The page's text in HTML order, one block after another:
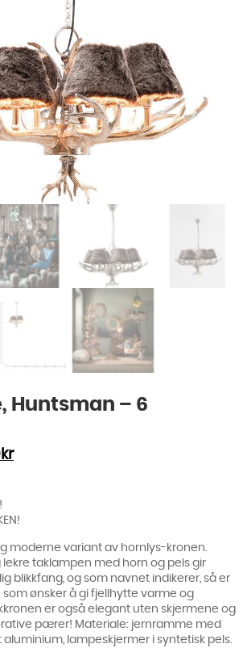
Huntsman – 6
kr
moderne variant av hornlys-kronen.
lekre taklampen med horn og pels gir
blikkfang, og som navnet indikerer, så er
ønsker å gi fjellhytte varme og
er også elegant uten skjermene og
pærer! Materiale: jernramme med
aluminium, lampeskjermer i syntetisk pels.